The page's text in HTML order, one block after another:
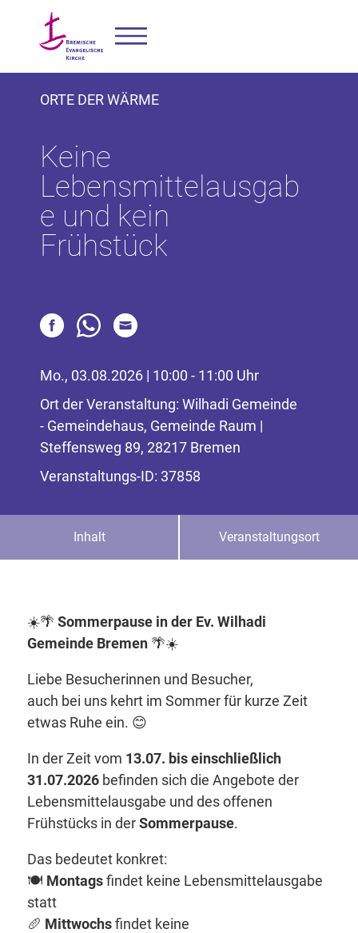
ORTE DER WÄRME
Keine
Lebensmittelausgab
e und kein
Frühstück
Mo., 03.08.2026 | 10:00 - 11:00 Uhr
Ort der Veranstaltung: Wilhadi Gemeinde
- Gemeindehaus, Gemeinde Raum |
Steffensweg 89, 28217 Bremen
Veranstaltungs-ID: 37858
Inhalt Veranstaltungsort
☀️🌴 Sommerpause in der Ev. Wilhadi
Gemeinde Bremen🌴☀️
Liebe Besucherinnen und Besucher,
auch bei uns kehrt im Sommer für kurze Zeit
etwas Ruhe ein. 😊
In der Zeit vom 13.07. bis einschließlich
31.07.2026befinden sich die Angebote der
Lebensmittelausgabe und des offenen
Frühstücks in derSommerpause.
Das bedeutet konkret:
🍽️ Montagsfindet keine Lebensmittelausgabe
statt
🥖 Mittwochsfindet keine